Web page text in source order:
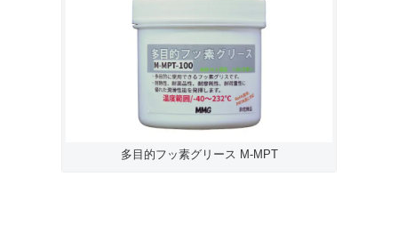
多目的フッ素グリース M-MPT